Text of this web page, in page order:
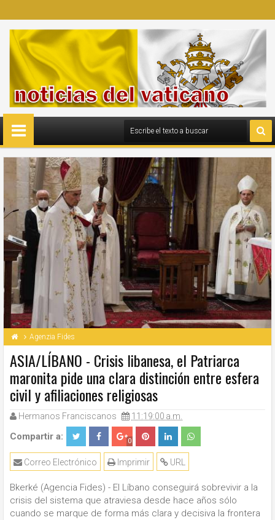
Agenzia Fides
ASIA/LÍBANO - Crisis libanesa, el Patriarca
maronita pide una clara distinción entre esfera
civil y afiliaciones religiosas
Hermanos Franciscanos 11:19:00 a.m.
Compartir a: 0
URL
Imprimir
Correo Electrónico
Bkerké (Agencia Fides) - El Líbano conseguirá sobrevivir a la
crisis del sistema que atraviesa desde hace años sólo
cuando se marque de forma más clara y decisiva la frontera